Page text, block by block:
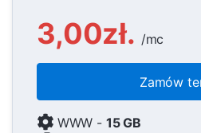
3,00zł. /mc
Zamów
WWW - 15 GB